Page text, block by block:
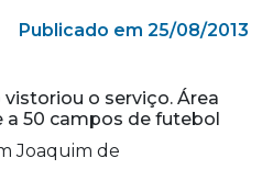
Publicado em 25/08/2013
o serviço. Área
50 campos de futebol